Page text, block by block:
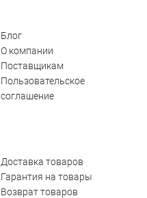
Блог
О компании
Поставщикам
Пользовательское
соглашение
Доставка товаров
Гарантия на товары
Возврат товаров